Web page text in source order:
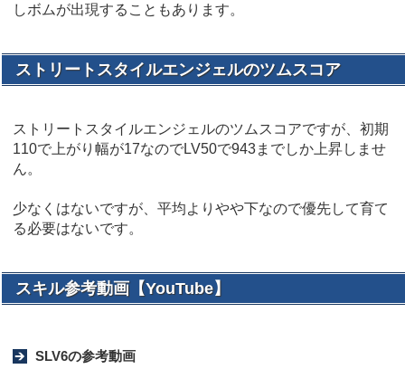
しボムが出現することもあります。
ストリートスタイルエンジェルのツムスコア
ストリートスタイルエンジェルのツムスコアですが、初期
110で上がり幅が17なのでLV50で943までしか上昇しませ
ん。
少なくはないですが、平均よりやや下なので優先して育て
る必要はないです。
スキル参考動画【YouTube】
SLV6の参考動画